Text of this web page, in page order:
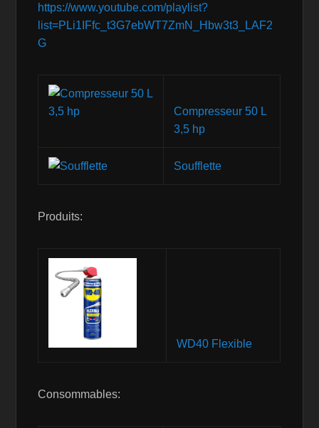
https://www.youtube.com/playlist?
list=PLi1IFfc_t3G7ebWT7ZmN_Hbw3t3_LAF2
G
Compresseur 50 L
3,5 hp
Soufflette
Produits:
WD40 Flexible
Consommables: